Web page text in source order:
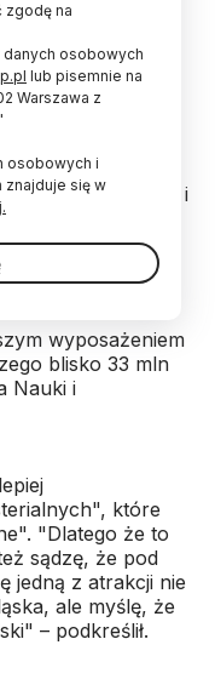
ze starej
Obiekt łączy
tradycyjnej
minister nauki i
przyznał po
tego
wyposażeniem
blisko 33 mln
Nauki i
które
"Dlatego że to
sądzę, że pod
jedną z atrakcji nie
ale myślę, że
– podkreślił.
zgodę na
osobowych
lub pisemnie na
Warszawa z
osobowych i
znajduje się w